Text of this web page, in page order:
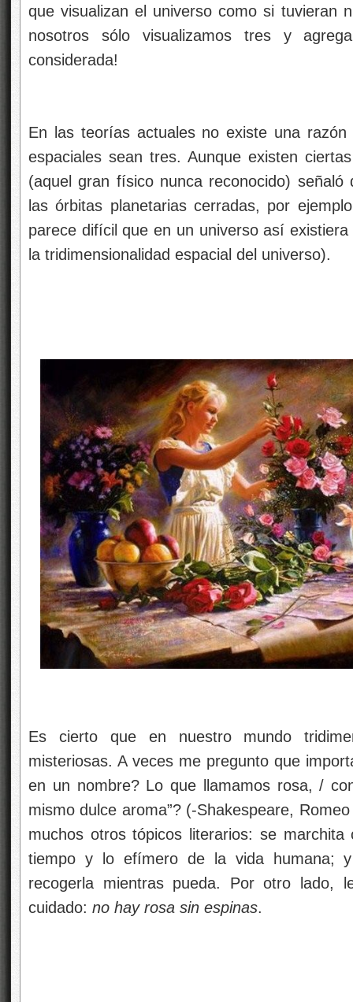
que visualizan el universo como si tuvieran
nosotros sólo visualizamos tres y
considerada!
En las teorías actuales no existe una
espaciales sean tres. Aunque existen
(aquel gran físico nunca reconocido)
las órbitas planetarias cerradas, por
parece difícil que en un universo así
la tridimensionalidad espacial del universo).
Es cierto que en nuestro mundo
misteriosas. A veces me pregunto que
en un nombre? Lo que llamamos rosa, /
mismo dulce aroma”? (-Shakespeare,
muchos otros tópicos literarios: se
tiempo y lo efímero de la vida humana;
recogerla mientras pueda. Por otro lado,
cuidado: no hay rosa sin espinas.